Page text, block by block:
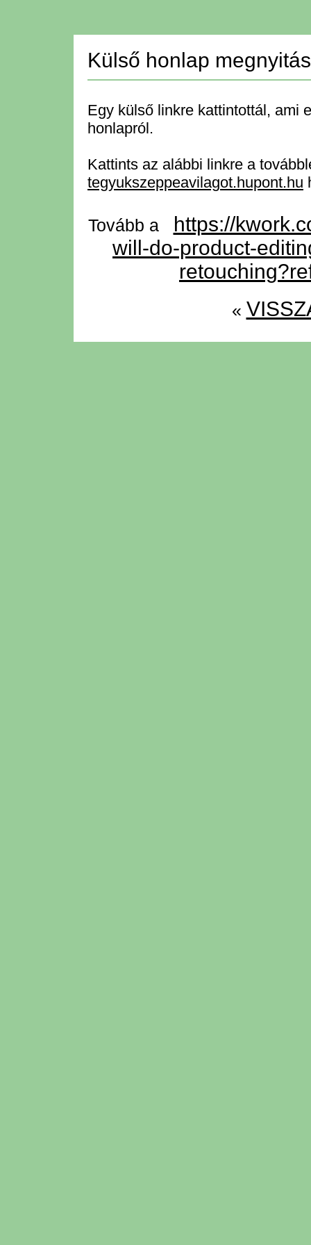
Külső honlap
Egy külső linkre kattintottál, ami
honlapról.
Kattints az alábbi linkre a
tegyukszeppeavilagot.hupont.hu
Tovább a https://
will-do-product-
«